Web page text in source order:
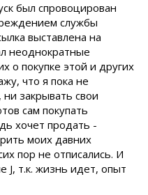
был спровоцирован
службы
выставлена на
неоднократные
о покупке этой и других
что я пока не
закрывать свои
сам покупать
хочет продать -
моих давних
пор не отписались. И
J, т.к. жизнь идет, опыт